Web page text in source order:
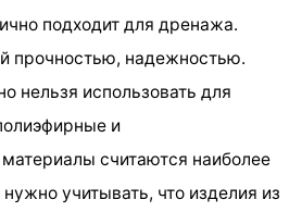
подходит для дренажа.
прочностью, надежностью.
нельзя использовать для
и
считаются наиболее
учитывать, что изделия из